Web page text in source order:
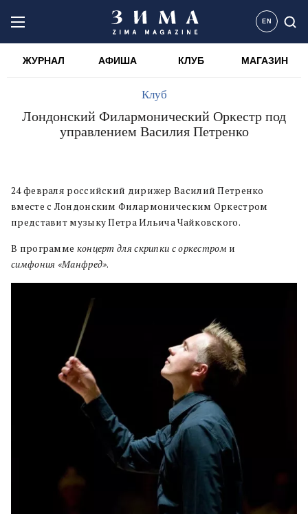
EN
ЖУРНАЛ АФИША КЛУБ МАГАЗИН
Клуб
Лондонский Филармонический Оркестр под
управлением Василия Петренко
24 февраля российский дирижер Василий Петренко
вместе с Лондонским Филармоническим Оркестром
представит музыку Петра Ильича Чайковского.
В программе концерт для скрипки с оркестром и
симфония «Манфред».